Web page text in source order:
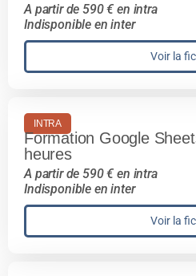
A partir de 590 € en intra
Indisponible en inter
Voir la
INTRA
Formation Google
heures
A partir de 590 € en intra
Indisponible en inter
Voir la